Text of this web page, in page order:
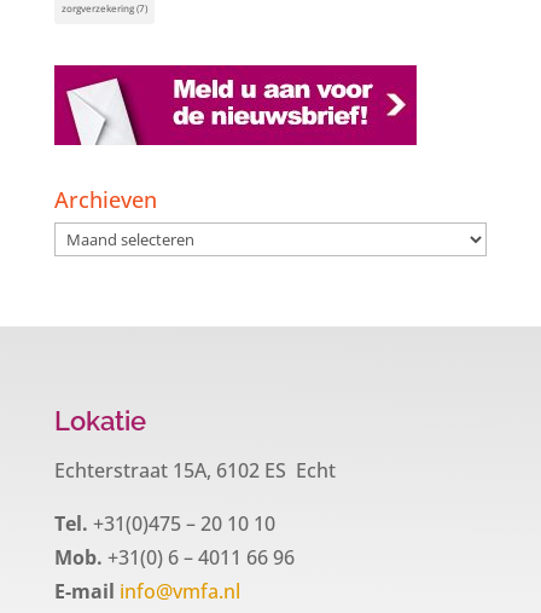
zorgverzekering(7)
Archieven
Archieven
Lokatie
Echterstraat 15A, 6102 ES Echt
Tel. +31(0)475 – 20 10 10
Mob. +31(0) 6 – 4011 66 96
E-mail info@vmfa.nl